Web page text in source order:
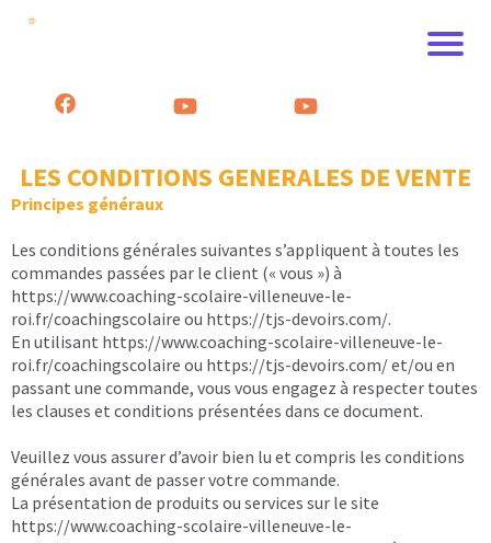
LES CONDITIONS GENERALES DE VENTE
Principes généraux
Les conditions générales suivantes s’appliquent à toutes les
commandes passées par le client (« vous ») à
https://www.coaching-scolaire-villeneuve-le-
roi.fr/coachingscolaire ou https://tjs-devoirs.com/.
En utilisant https://www.coaching-scolaire-villeneuve-le-
roi.fr/coachingscolaire ou https://tjs-devoirs.com/et/ou en
passant une commande, vous vous engagez à respecter toutes
les clauses et conditions présentées dans ce document.
Veuillez vous assurer d’avoir bien lu et compris les conditions
générales avant de passer votre commande.
La présentation de produits ou services sur le site
https://www.coaching-scolaire-villeneuve-le-